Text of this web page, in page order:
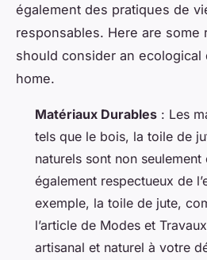
également des pratiques de
responsables. Here are some
should consider an
home.
Matériaux Durables : Les
tels que le bois, la toile de
naturels sont non seulement
également respectueux de
exemple, la toile de jute,
l’article de Modes et
artisanal et naturel à votre